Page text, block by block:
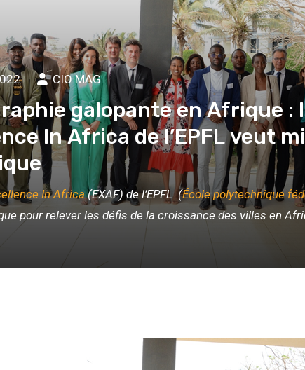
CIO MAG
galopante en Afrique :
In Africa de l’EPFL veut
In Africa(EXAF) de l’EPFL (École polytechnique
pour relever les défis de la croissance des villes en